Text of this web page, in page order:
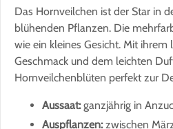
Das Hornveilchen ist der Star in
blühenden Pflanzen. Die
wie ein kleines Gesicht. Mit ihrem
Geschmack und dem leichten
Hornveilchenblüten perfekt zur
Aussaat:ganzjährig in
Auspflanzen:zwischen